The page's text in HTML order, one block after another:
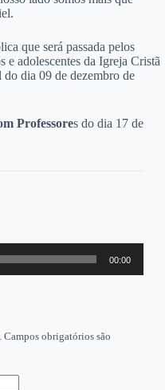
que será passada pelos
e adolescentes da Igreja Cristã
dia 09 de dezembro de
Professores do dia 17 de
00:00
Campos obrigatórios são